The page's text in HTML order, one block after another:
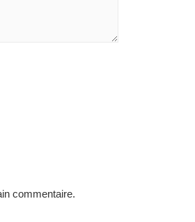
commentaire.